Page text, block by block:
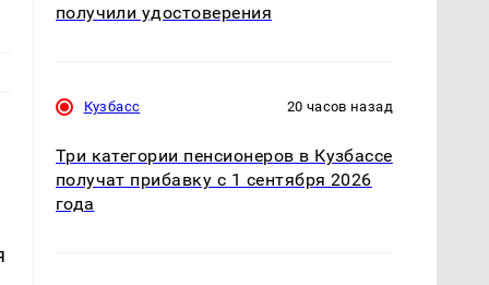
получили удостоверения
Кузбасс 20 часов назад
Три категории пенсионеров в Кузбассе
получат прибавку с 1 сентября 2026
года